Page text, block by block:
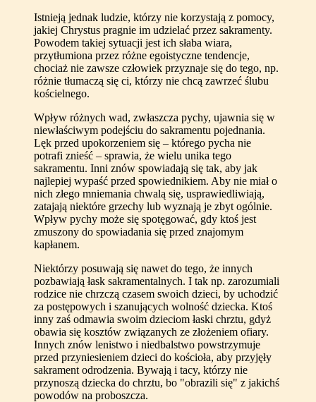
Istnieją jednak ludzie, którzy nie korzystają z pomocy,
jakiej Chrystus pragnie im udzielać przez sakramenty.
Powodem takiej sytuacji jest ich słaba wiara,
przytłumiona przez różne egoistyczne tendencje,
chociaż nie zawsze człowiek przyznaje się do tego, np.
różnie tłumaczą się ci, którzy nie chcą zawrzeć ślubu
kościelnego.
Wpływ różnych wad, zwłaszcza pychy, ujawnia się w
niewłaściwym podejściu do sakramentu pojednania.
Lęk przed upokorzeniem się – którego pycha nie
potrafi znieść – sprawia, że wielu unika tego
sakramentu. Inni znów spowiadają się tak, aby jak
najlepiej wypaść przed spowiednikiem. Aby nie miał o
nich złego mniemania chwalą się, usprawiedliwiają,
zatajają niektóre grzechy lub wyznają je zbyt ogólnie.
Wpływ pychy może się spotęgować, gdy ktoś jest
zmuszony do spowiadania się przed znajomym
kapłanem.
Niektórzy posuwają się nawet do tego, że innych
pozbawiają łask sakramentalnych. I tak np. zarozumiali
rodzice nie chrzczą czasem swoich dzieci, by uchodzić
za postępowych i szanujących wolność dziecka. Ktoś
inny zaś odmawia swoim dzieciom łaski chrztu, gdyż
obawia się kosztów związanych ze złożeniem ofiary.
Innych znów lenistwo i niedbalstwo powstrzymuje
przed przyniesieniem dzieci do kościoła, aby przyjęły
sakrament odrodzenia. Bywają i tacy, którzy nie
przynoszą dziecka do chrztu, bo "obrazili się" z jakichś
powodów na proboszcza.